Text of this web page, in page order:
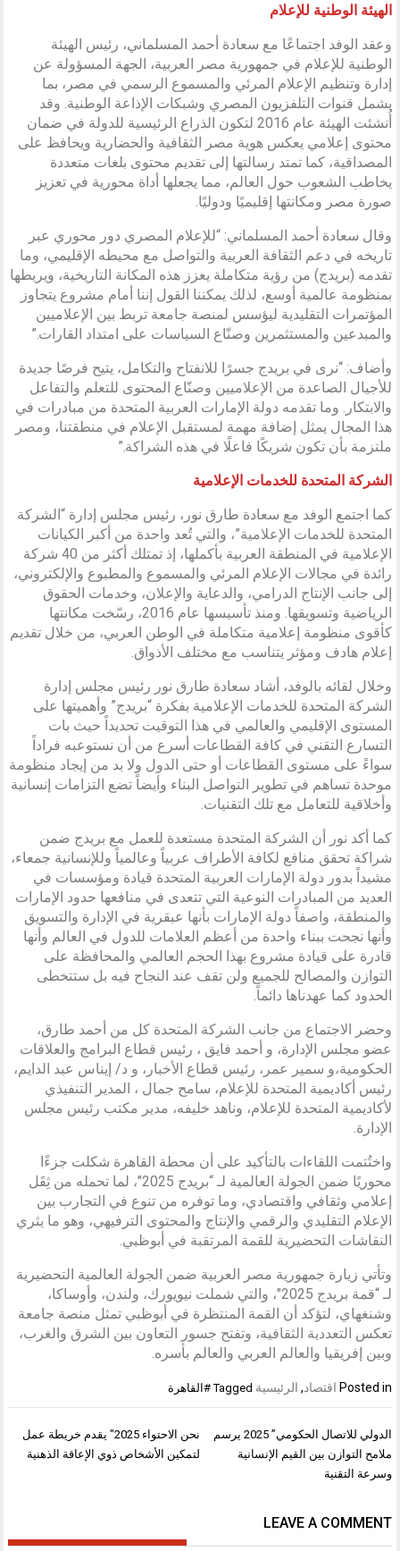
الهيئة الوطنية للإعلام
وعقد الوفد اجتماعًا مع سعادة أحمد المسلماني، رئيس الهيئة
الوطنية للإعلام في جمهورية مصر العربية، الجهة المسؤولة عن
إدارة وتنظيم الإعلام المرئي والمسموع الرسمي في مصر، بما
يشمل قنوات التلفزيون المصري وشبكات الإذاعة الوطنية. وقد
أُنشئت الهيئة عام 2016 لتكون الذراع الرئيسية للدولة في ضمان
محتوى إعلامي يعكس هوية مصر الثقافية والحضارية ويحافظ على
المصداقية، كما تمتد رسالتها إلى تقديم محتوى بلغات متعددة
يخاطب الشعوب حول العالم، مما يجعلها أداة محورية في تعزيز
صورة مصر ومكانتها إقليميًا ودوليًا.
وقال سعادة أحمد المسلماني: “للإعلام المصري دور محوري عبر
تاريخه في دعم الثقافة العربية والتواصل مع محيطه الإقليمي، وما
تقدمه (بريدج) من رؤية متكاملة يعزز هذه المكانة التاريخية، ويربطها
بمنظومة عالمية أوسع، لذلك يمكننا القول إننا أمام مشروع يتجاوز
المؤتمرات التقليدية ليؤسس لمنصة جامعة تربط بين الإعلاميين
والمبدعين والمستثمرين وصنّاع السياسات على امتداد القارات.”
وأضاف: “نرى في بريدج جسرًا للانفتاح والتكامل، يتيح فرصًا جديدة
للأجيال الصاعدة من الإعلاميين وصنّاع المحتوى للتعلم والتفاعل
والابتكار. وما تقدمه دولة الإمارات العربية المتحدة من مبادرات في
هذا المجال يمثل إضافة مهمة لمستقبل الإعلام في منطقتنا، ومصر
ملتزمة بأن تكون شريكًا فاعلًا في هذه الشراكة.”
الشركة المتحدة للخدمات الإعلامية
كما اجتمع الوفد مع سعادة طارق نور، رئيس مجلس إدارة “الشركة
المتحدة للخدمات الإعلامية”، والتي تُعد واحدة من أكبر الكيانات
الإعلامية في المنطقة العربية بأكملها، إذ تمتلك أكثر من 40 شركة
رائدة في مجالات الإعلام المرئي والمسموع والمطبوع والإلكتروني،
إلى جانب الإنتاج الدرامي، والدعاية والإعلان، وخدمات الحقوق
الرياضية وتسويقها. ومنذ تأسيسها عام 2016، رسّخت مكانتها
كأقوى منظومة إعلامية متكاملة في الوطن العربي، من خلال تقديم
إعلام هادف ومؤثر يتناسب مع مختلف الأذواق.
وخلال لقائه بالوفد، أشاد سعادة طارق نور رئيس مجلس إدارة
الشركة المتحدة للخدمات الإعلامية بفكرة “بريدج” وأهميتها على
المستوى الإقليمي والعالمي في هذا التوقيت تحديداً حيث بات
التسارع التقني في كافة القطاعات أسرع من أن نستوعبه فراداً
سواءً على مستوى القطاعات أو حتى الدول ولا بد من إيجاد منظومة
موحدة تساهم في تطوير التواصل البناء وأيضاً تضع التزامات إنسانية
وأخلاقية للتعامل مع تلك التقنيات.
كما أكد نور أن الشركة المتحدة مستعدة للعمل مع بريدج ضمن
شراكة تحقق منافع لكافة الأطراف عربياً وعالمياً وللإنسانية جمعاء،
مشيداً بدور دولة الإمارات العربية المتحدة قيادة ومؤسسات في
العديد من المبادرات النوعية التي تتعدى في منافعها حدود الإمارات
والمنطقة، واصفاً دولة الإمارات بأنها عبقرية في الإدارة والتسويق
وأنها نجحت ببناء واحدة من أعظم العلامات للدول في العالم وأنها
قادرة على قيادة مشروع بهذا الحجم العالمي والمحافظة على
التوازن والمصالح للجميع ولن تقف عند النجاح فيه بل ستتخطى
الحدود كما عهدناها دائماً.
وحضر الاجتماع من جانب الشركة المتحدة كل من أحمد طارق،
عضو مجلس الإدارة، و أحمد فايق ، رئيس قطاع البرامج والعلاقات
الحكومية،و سمير عمر، رئيس قطاع الأخبار، و د/ إيناس عبد الدايم،
رئيس أكاديمية المتحدة للإعلام، سامح جمال ، المدير التنفيذي
لأكاديمية المتحدة للإعلام، وناهد خليفه، مدير مكتب رئيس مجلس
الإدارة.
واختُتمت اللقاءات بالتأكيد على أن محطة القاهرة شكلت جزءًا
محوريًا ضمن الجولة العالمية لـ “بريدج 2025″، لما تحمله من ثِقَل
إعلامي وثقافي واقتصادي، وما توفره من تنوع في التجارب بين
الإعلام التقليدي والرقمي والإنتاج والمحتوى الترفيهي، وهو ما يثري
النقاشات التحضيرية للقمة المرتقبة في أبوظبي.
وتأتي زيارة جمهورية مصر العربية ضمن الجولة العالمية التحضيرية
لـ “قمة بريدج 2025″، والتي شملت نيويورك، ولندن، وأوساكا،
وشنغهاي، لتؤكد أن القمة المنتظرة في أبوظبي تمثل منصة جامعة
تعكس التعددية الثقافية، وتفتح جسور التعاون بين الشرق والغرب،
وبين إفريقيا والعالم العربي والعالم بأسره.
Posted in اقتصاد, الرئيسية Tagged #القاهرة
تصفّح
المقالات
نحن الاحتواء 2025″ يقدم خريطة عمل
لتمكين الأشخاص ذوي الإعاقة الذهنية
الدولي للاتصال الحكومي” 2025 يرسم
ملامح التوازن بين القيم الإنسانية
وسرعة التقنية
LEAVE A COMMENT